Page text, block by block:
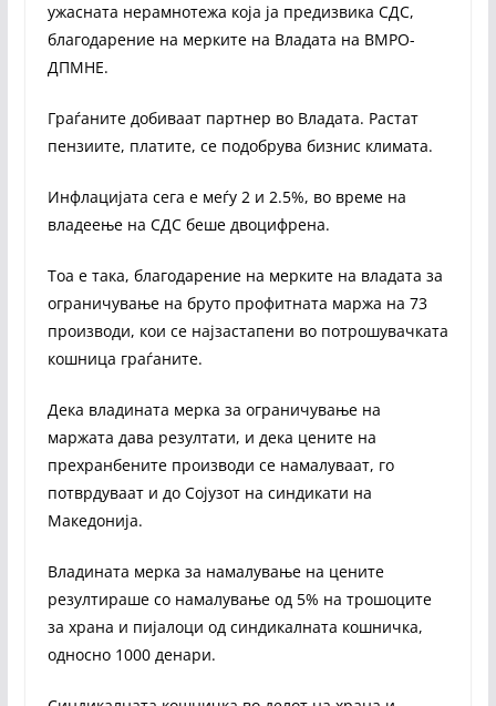
ужасната нерамнотежа која ја предизвика СДС,
благодарение на мерките на Владата на ВМРО-
ДПМНЕ.
Граѓаните добиваат партнер во Владата. Растат
пензиите, платите, се подобрува бизнис климата.
Инфлацијата сега е меѓу 2 и 2.5%, во време на
владеење на СДС беше двоцифрена.
Тоа е така, благодарение на мерките на владата за
ограничување на бруто профитната маржа на 73
производи, кои се најзастапени во потрошувачката
кошница граѓаните.
Дека владината мерка за ограничување на
маржата дава резултати, и дека цените на
прехранбените производи се намалуваат, го
потврдуваат и до Сојузот на синдикати на
Македонија.
Владината мерка за намалување на цените
резултираше со намалување од 5% на трошоците
за храна и пијалоци од синдикалната кошничка,
односно 1000 денари.